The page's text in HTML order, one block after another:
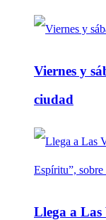
Viernes y
ciudad
Llega a Las